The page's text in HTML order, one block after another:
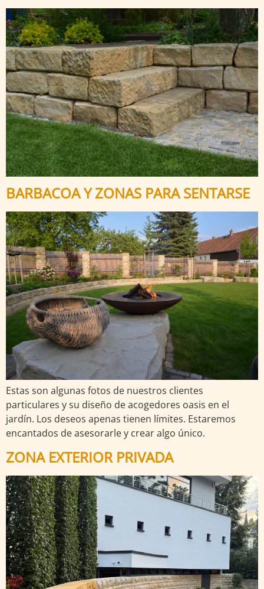
BARBACOA Y ZONAS PARA SENTARSE
Estas son algunas fotos de nuestros clientes
particulares y su diseño de acogedores oasis en el
jardín. Los deseos apenas tienen límites. Estaremos
encantados de asesorarle y crear algo único.
ZONA EXTERIOR PRIVADA